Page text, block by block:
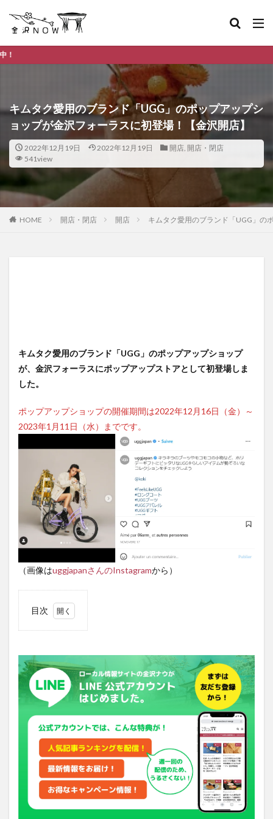
キムタク愛用のブランド「UGG」のポップアップシ
ョップが金沢フォーラスに初登場！【金沢開店】
2022年12月19日 2022年12月19日 開店, 開店・閉店
541view
HOME 開店・閉店 開店 キムタク愛用のブランド「UGG」の
キムタク愛用のブランド「UGG」のポップアップショップ
が、金沢フォーラスにポップアップストアとして初登場しま
した。
ポップアップショップの開催期間は2022年12月16日（金）～
2023年1月11日（水）までです。
（画像はuggjapanさんのInstagramから）
目次
ォルニア
発のサー
ファー御
用達ブラ
ンドでキ
ムタクが
使ったこ
とから日
本でもブ
レイク
世界
中で人気
「UGG」